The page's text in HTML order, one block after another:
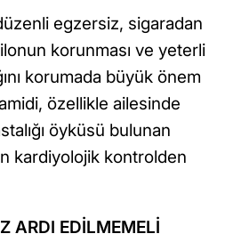
egzersiz, sigaradan
korunması ve yeterli
korumada büyük önem
özellikle ailesinde
öyküsü bulunan
kardiyolojik kontrolden
ARDI EDİLMEMELİ